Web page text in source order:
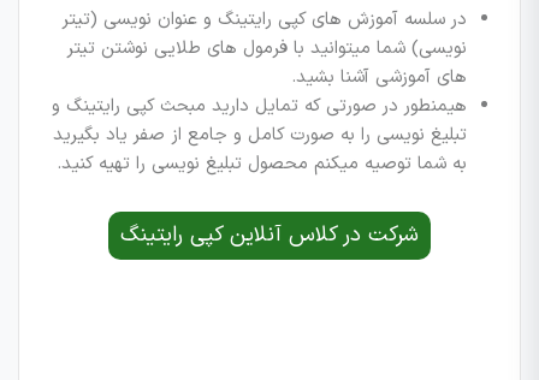
در سلسه آموزش های کپی رایتینگ و عنوان نویسی (تیتر
نویسی) شما میتوانید با فرمول های طلایی نوشتن تیتر
های آموزشی آشنا بشید.
هیمنطور در صورتی که تمایل دارید مبحث کپی رایتینگ و
تبلیغ نویسی را به صورت کامل و جامع از صفر یاد بگیرید
به شما توصیه میکنم محصول تبلیغ نویسی را تهیه کنید.
شرکت در کلاس آنلاین کپی رایتینگ